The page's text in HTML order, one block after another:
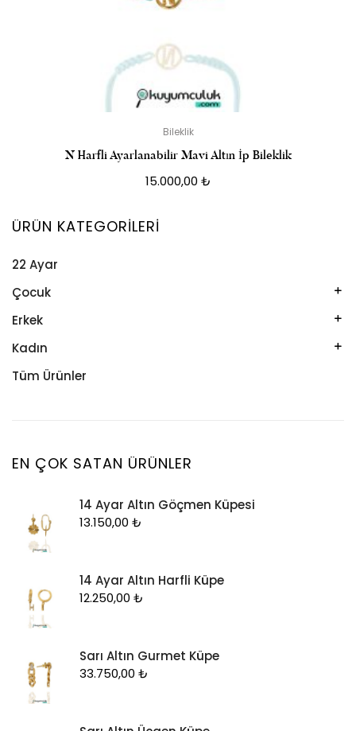
Bileklik
N Harfli Ayarlanabilir Mavi Altın İp Bileklik
15.000,00 ₺
ÜRÜN KATEGORILERI
22 Ayar
Çocuk
Kelepçe
Kolye
Künye
Erkek
Kelepçe
Künye
Kadın
Bileklik
Küpe
Piercing
Şahmeran
Yüzük
Tüm Ürünler
EN ÇOK SATAN ÜRÜNLER
14 Ayar Altın Göçmen Küpesi
13.150,00 ₺
14 Ayar Altın Harfli Küpe
12.250,00 ₺
Sarı Altın Gurmet Küpe
33.750,00 ₺